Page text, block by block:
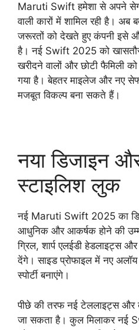
Maruti Swift हमेशा से अपने
वाली कारों में शामिल रही है।
जरूरतों को देखते हुए कंपनी इसे और
है। नई Swift 2025 को खासतौर
खरीदने वालों और छोटी फैमिली
गया है। बेहतर माइलेज और नए
मजबूत विकल्प बना सकते हैं।
नया डिजाइन
स्टाइलिश लुक
नई Maruti Swift 2025 का
आधुनिक और आकर्षक होने की
ग्रिल, शार्प एलईडी हेडलाइट्स
देंगे। साइड प्रोफाइल में नए
स्पोर्टी बनाएंगे।
पीछे की तरफ नई टेललाइट्स और
जा सकता है। कुल मिलाकर नई